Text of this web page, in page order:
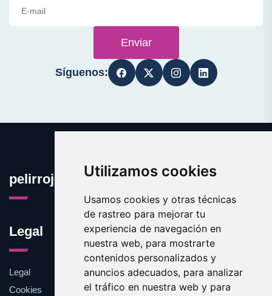
Utilizamos cookies
Usamos cookies y otras técnicas
de rastreo para mejorar tu
experiencia de navegación en
nuestra web, para mostrarte
contenidos personalizados y
anuncios adecuados, para analizar
el tráfico en nuestra web y para
Enviar
Síguenos:
pelirrojo.com
Legal
Legal
Cookies